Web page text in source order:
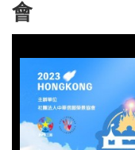
會